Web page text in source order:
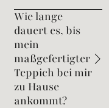
Wie lange
dauert es, bis
mein
maßgefertigter
Teppich bei mir
zu Hause
ankommt?